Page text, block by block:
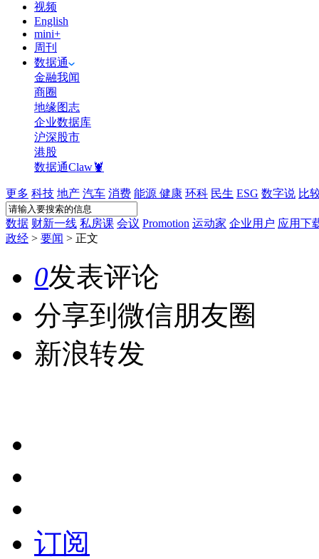
视频
English
mini+
周刊
数据通
金融我闻
商圈
地缘图志
企业数据库
沪深股市
港股
数据通Claw🦞
更多 科技 地产 汽车 消费 能源 健康 环科 民生 ESG 数字说 比
数据 财新一线 私房课 会议 Promotion 运动家 企业用户 应用下
政经 > 要闻 > 正文
0发表评论
分享到微信朋友圈
新浪转发
订阅